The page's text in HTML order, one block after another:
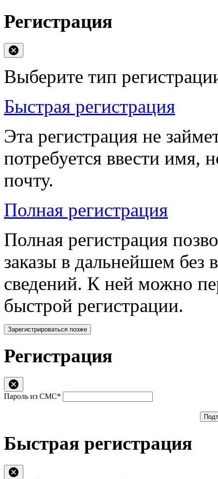
Регистрация
Выберите тип
Быстрая регистрация
Эта регистрация не
потребуется ввести имя,
почту.
Полная регистрация
Полная регистрация
заказы в дальнейшем без
сведений. К ней можно
быстрой регистрации.
Зарегистрироваться позже
Регистрация
Пароль из СМС*
Быстрая регистрация